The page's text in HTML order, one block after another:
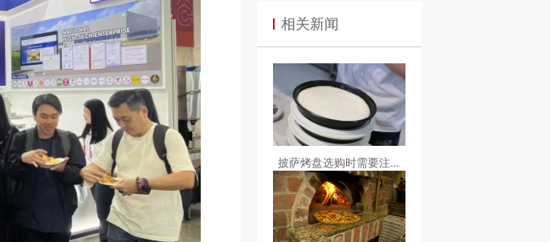
相关新闻
披萨烤盘选购时需要注意
哪些点？